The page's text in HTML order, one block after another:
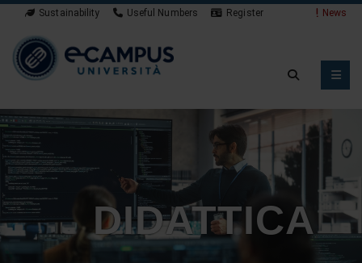
Sustainability Useful Numbers Register News
DIDATTICA